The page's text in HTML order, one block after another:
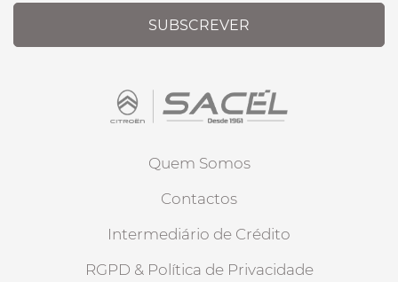
SUBSCREVER
Quem Somos
Contactos
Intermediário de Crédito
RGPD & Política de Privacidade